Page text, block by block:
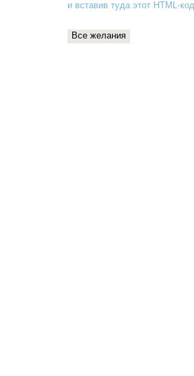
и вставив туда этот HTML-код
Все желания